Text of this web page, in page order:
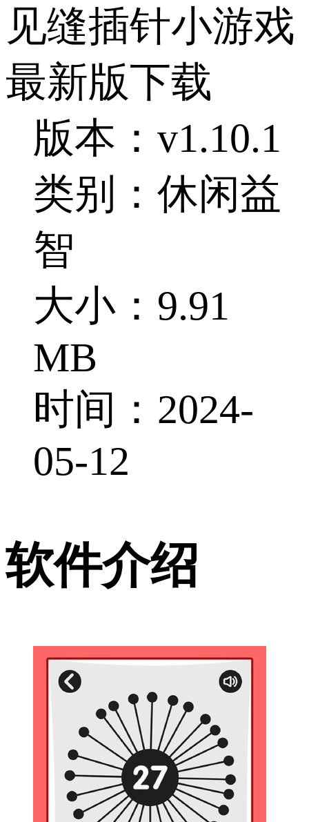
见缝插针小游戏
最新版下载
版本：v1.10.1
类别：休闲益
智
大小：9.91
MB
时间：2024-
05-12
软件介绍